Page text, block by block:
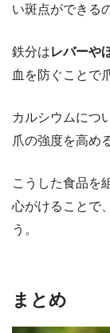
い斑点ができる
鉄分はレバーや
血を防ぐことで
カルシウムにつ
爪の強度を高め
こうした食品を
心がけることで
う。
まとめ